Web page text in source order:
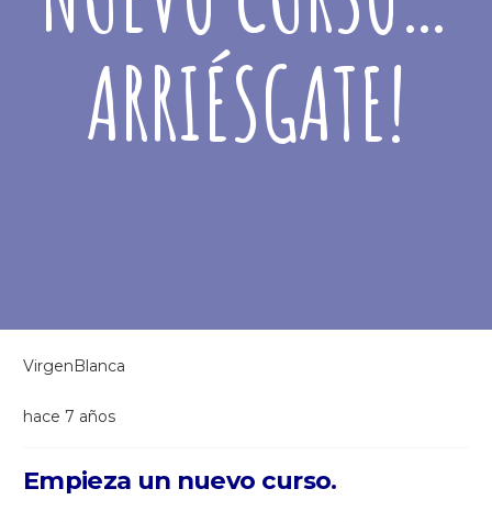
ARRIÉSGATE!
VirgenBlanca
hace 7 años
Empieza un nuevo curso.